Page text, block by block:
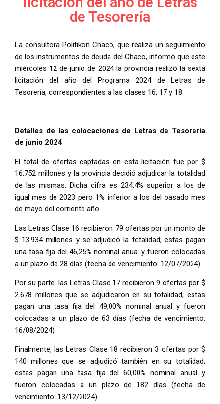
de Tesorería
La consultora Politikon Chaco, que realiza un seguimiento
de los instrumentos de deuda del Chaco, informó que este
miércoles 12 de junio de 2024 la provincia realizó la sexta
licitación del año del Programa 2024 de Letras de
Tesorería, correspondientes a las clases 16, 17 y 18.
Detalles de las colocaciones de Letras de Tesorería
de junio 2024
El total de ofertas captadas en esta licitación fue por $
16.752 millones y la provincia decidió adjudicar la totalidad
de las mismas. Dicha cifra es 234,4% superior a los de
igual mes de 2023 pero 1% inferior a los del pasado mes
de mayo del corriente año.
Las Letras Clase 16 recibieron 79 ofertas por un monto de
$ 13.934 millones y se adjudicó la totalidad; estas pagan
una tasa fija del 46,25% nominal anual y fueron colocadas
a un plazo de 28 días (fecha de vencimiento: 12/07/2024).
Por su parte, las Letras Clase 17 recibieron 9 ofertas por $
2.678 millones que se adjudicaron en su totalidad; estas
pagan una tasa fija del 49,00% nominal anual y fueron
colocadas a un plazo de 63 días (fecha de vencimiento:
16/08/2024).
Finalmente, las Letras Clase 18 recibieron 3 ofertas por $
140 millones que se adjudicó también en su totalidad;
estas pagan una tasa fija del 60,00% nominal anual y
fueron colocadas a un plazo de 182 días (fecha de
vencimiento: 13/12/2024).